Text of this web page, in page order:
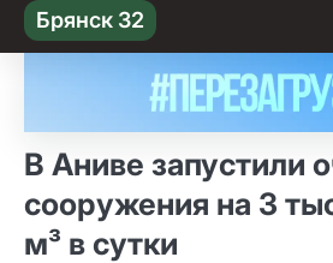
Skip
to content
Брянск 32
В Аниве запустили
сооружения на 3
м³ в сутки